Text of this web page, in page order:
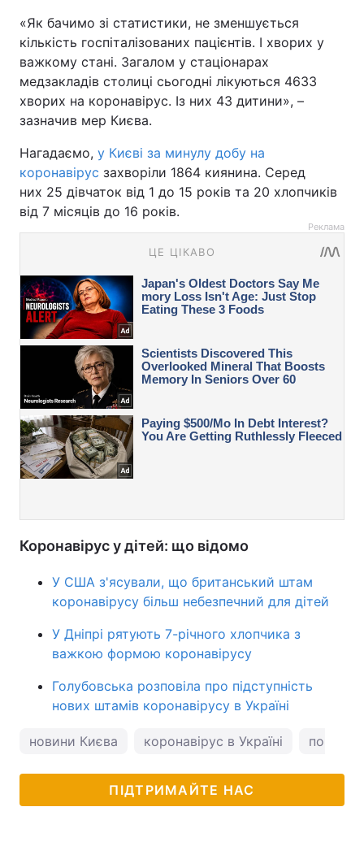
«Як бачимо зі статистики, не зменшується
кількість госпіталізованих пацієнтів. І хворих у
важкому стані. Загалом у стаціонарах
медзакладів столиці сьогодні лікуються 4633
хворих на коронавірус. Із них 43 дитини», –
зазначив мер Києва.
Нагадаємо, у Києві за минулу добу на
коронавірус захворіли 1864 киянина. Серед
них 25 дівчаток від 1 до 15 років та 20 хлопчиків
від 7 місяців до 16 років.
Реклама
Коронавірус у дітей: що відомо
У США з'ясували, що британський штам
коронавірусу більш небезпечний для дітей
У Дніпрі рятують 7-річного хлопчика з
важкою формою коронавірусу
Голубовська розповіла про підступність
нових штамів коронавірусу в Україні
новини Києва коронавірус в Україні погода
ПІДТРИМАЙТЕ НАС